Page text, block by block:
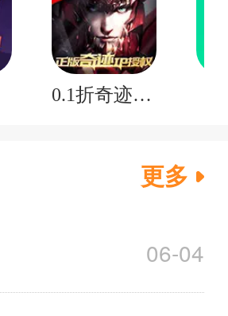
0.1折奇迹mu
更多
06-04